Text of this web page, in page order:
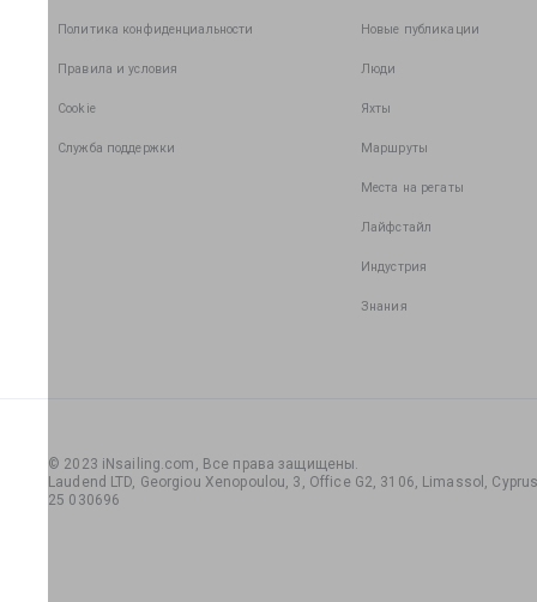
Политика конфиденциальности
Правила и условия
Cookie
Служба поддержки
Новые публикации
Люди
Яхты
Маршруты
Места на регаты
Лайфстайл
Индустрия
Знания
© 2023 iNsailing.com, Все права защищены.
Laudend LTD, Georgiou Xenopoulou, 3, Office G2, 3106, Limassol,
25 030696